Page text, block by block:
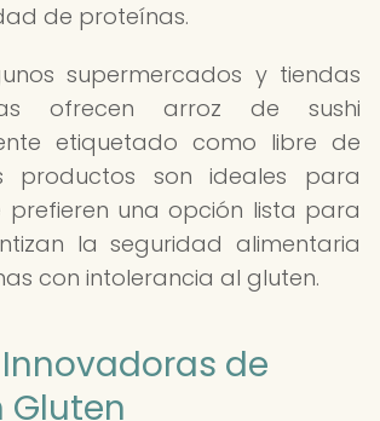
de proteínas.
supermercados y tiendas
ofrecen arroz de sushi
etiquetado como libre de
productos son ideales para
prefieren una opción lista para
la seguridad alimentaria
con intolerancia al gluten.
de
Gluten